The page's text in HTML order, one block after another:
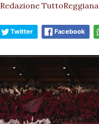
Redazione TuttoReggiana
Twitter Facebook